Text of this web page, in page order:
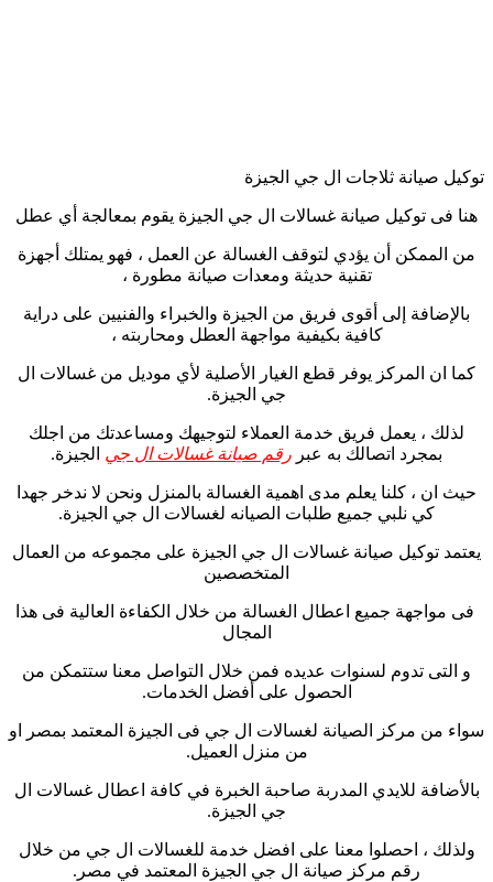
توكيل صيانة ثلاجات ال جي الجيزة
هنا فى توكيل صيانة غسالات ال جي الجيزة يقوم بمعالجة أي عطل
من الممكن أن يؤدي لتوقف الغسالة عن العمل ، فهو يمتلك أجهزة
تقنية حديثة ومعدات صيانة مطورة ،
بالإضافة إلى أقوى فريق من الجيزة والخبراء والفنيين على دراية
كافية بكيفية مواجهة العطل ومحاربته ،
كما ان المركز يوفر قطع الغيار الأصلية لأي موديل من غسالات ال
جي الجيزة.
لذلك ، يعمل فريق خدمة العملاء لتوجيهك ومساعدتك من اجلك
بمجرد اتصالك به عبر رقم صيانة غسالات ال جي الجيزة.
حيث ان ، كلنا يعلم مدى اهمية الغسالة بالمنزل ونحن لا ندخر جهدا
كي نلبي جميع طلبات الصيانه لغسالات ال جي الجيزة.
يعتمد توكيل صيانة غسالات ال جي الجيزة على مجموعه من العمال
المتخصصين
فى مواجهة جميع اعطال الغسالة من خلال الكفاءة العالية فى هذا
المجال
و التى تدوم لسنوات عديده فمن خلال التواصل معنا ستتمكن من
الحصول على أفضل الخدمات.
سواء من مركز الصيانة لغسالات ال جي فى الجيزة المعتمد بمصر او
من منزل العميل.
بالأضافة للايدي المدربة صاحبة الخبرة في كافة اعطال غسالات ال
جي الجيزة.
ولذلك ، احصلوا معنا على افضل خدمة للغسالات ال جي من خلال
رقم مركز صيانة ال جي الجيزة المعتمد في مصر.